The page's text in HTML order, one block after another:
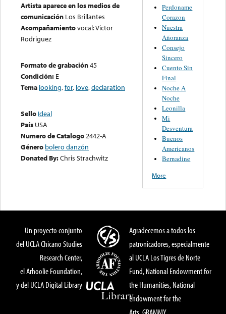
Artista aparece en los medios de
comunicación Los Brillantes
Acompañamientovocal: Victor
Rodriguez
Formato de grabación45
Condición: E
Tema looking,for, love,declaration
Sello Ideal
País USA
Numero de Catalogo2442-A
Género bolero danzón
Donated By:Chris Strachwitz
Perdoname
Corazon
Nuestra
Añoranza
Consejo
Sincero
Cuento Sin
Final
Noche A
Noche
Leonilla
Mi
Desventura
Buenos
Americanos
Bernadine
More
Un proyecto conjunto
del UCLA Chicano Studies
Research Center,
el Arhoolie Foundation,
y del UCLA Digital Library
Agradecemos a todos los
patronicadores, especialmente
al UCLA Los Tigres de Norte
Fund, National Endowment for
the Humanities, National
Endowment for the
Arts, GRAMMY